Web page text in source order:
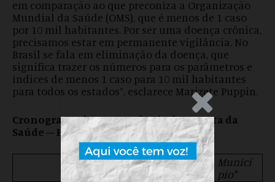
em comparação ao que preconiza a Organização
Mundial da Saúde (OMS), que é menos de 1 caso
por 10 mil habitantes. Por ser uma doença crônica,
precisamos estar em permanente vigilância. No
Brasil se fala em eliminação da doença, que
significa trazer os números para os parâmetros e
índices de menos 1 caso para 10 mil habitantes
para todos os estados”, esclarece Marizete Puppin.
Cronograma de permanência da Carreta da
Saúde – Hanseníase
Data/Hora Região
Municí
pio*